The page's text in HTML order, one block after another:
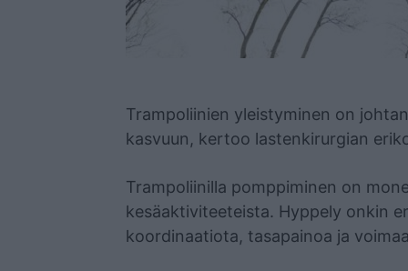
Trampoliinien yleistyminen on
kasvuun, kertoo lastenkirurgian
Trampoliinilla pomppiminen on
kesäaktiviteeteista. Hyppely onkin
koordinaatiota, tasapainoa ja